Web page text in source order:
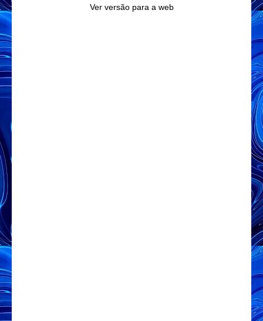
Ver versão para a web